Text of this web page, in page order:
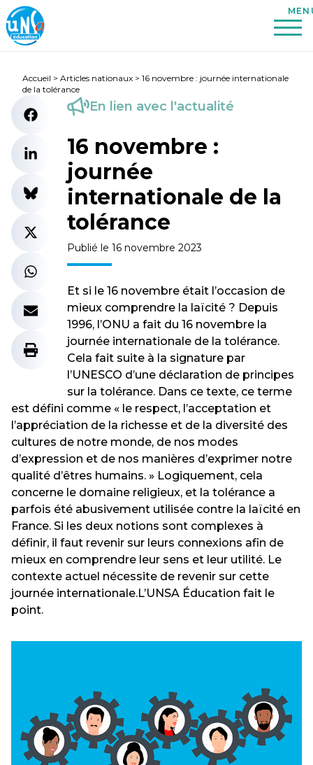
Accueil > Articles nationaux > 16 novembre : journée internationale
de la tolérance
En lien avec l'actualité
16 novembre :
journée
internationale de la
tolérance
Publié le 16 novembre 2023
Et si le 16 novembre était l’occasion de
mieux comprendre la laïcité ? Depuis
1996, l’ONU a fait du 16 novembre la
journée internationale de la tolérance.
Cela fait suite à la signature par
l’UNESCO d’une déclaration de principes
sur la tolérance. Dans ce texte, ce terme
est défini comme « le respect, l’acceptation et
l’appréciation de la richesse et de la diversité des
cultures de notre monde, de nos modes
d’expression et de nos manières d’exprimer notre
qualité d’êtres humains. » Logiquement, cela
concerne le domaine religieux, et la tolérance a
parfois été abusivement utilisée contre la laïcité en
France. Si les deux notions sont complexes à
définir, il faut revenir sur leurs connexions afin de
mieux en comprendre leur sens et leur utilité. Le
contexte actuel nécessite de revenir sur cette
journée internationale.L’UNSA Éducation fait le
point.